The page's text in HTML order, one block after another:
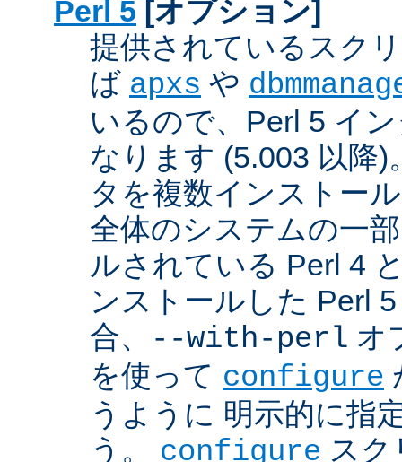
Perl 5 [オプション]
提供されているスク
ば apxs や
いるので、Perl 5 イ
なります (5.003 以降
タを複数インストー
全体のシステムの一
ルされている Perl 4
ンストールした Perl
合、
--with-perl オ
を使って configure
うように 明示的に指
う。 configure スク